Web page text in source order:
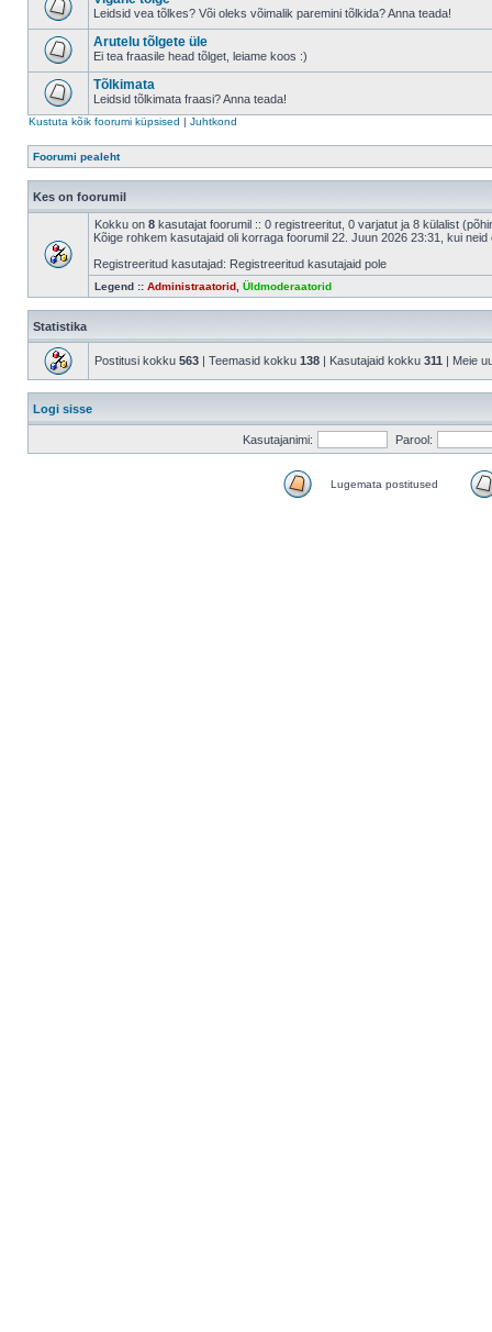
Leidsid vea tõlkes? Või oleks võimalik paremini tõlkida? Anna teada!
Arutelu tõlgete üle
Ei tea fraasile head tõlget, leiame koos :)
Tõlkimata
Leidsid tõlkimata fraasi? Anna teada!
Kustuta kõik foorumi küpsised | Juhtkond
Foorumi pealeht
Kes on foorumil
Kokku on 8 kasutajat foorumil :: 0 registreeritut, 0 varjatut ja 8 külalist
Kõige rohkem kasutajaid oli korraga foorumil 22. Juun 2026 23:31, kui neid
Registreeritud kasutajad: Registreeritud kasutajaid pole
Legend :: Administraatorid Üldmoderaatorid
Statistika
Postitusi kokku 563 | Teemasid kokku 138 | Kasutajaid kokku 311 | Meie
Logi sisse
Kasutajanimi: Parool:
Lugemata postitused